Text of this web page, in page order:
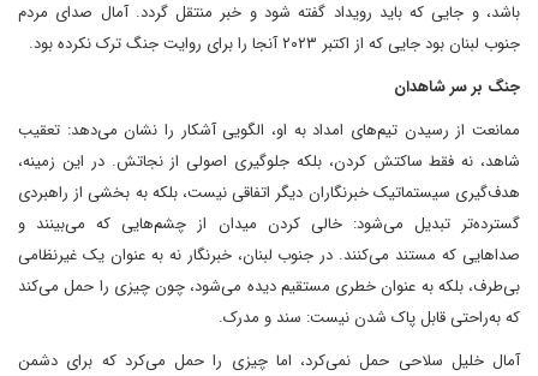
باشد، و جایی که باید رویداد گفته شود و خبر منتقل گردد. آمال صدای مردم
جنوب لبنان بود جایی که از اکتبر ۲۰۲۳ آنجا را برای روایت جنگ ترک نکرده بود.
جنگ بر سر شاهدان
ممانعت از رسیدن تیم‌های امداد به او، الگویی آشکار را نشان می‌دهد: تعقیب
شاهد، نه فقط ساکتش کردن، بلکه جلوگیری اصولی از نجاتش. در این زمینه،
هدف‌گیری سیستماتیک خبرنگاران دیگر اتفاقی نیست، بلکه به بخشی از راهبردی
گسترده‌تر تبدیل می‌شود: خالی کردن میدان از چشم‌هایی که می‌بینند و
صداهایی که مستند می‌کنند. در جنوب لبنان، خبرنگار نه به عنوان یک غیرنظامی
بی‌طرف، بلکه به عنوان خطری مستقیم دیده می‌شود، چون چیزی را حمل می‌کند
که به‌راحتی قابل پاک شدن نیست: سند و مدرک.
آمال خلیل سلاحی حمل نمی‌کرد، اما چیزی را حمل می‌کرد که برای دشمن